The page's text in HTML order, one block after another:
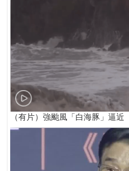
（有片）強颱風「白海豚」逼